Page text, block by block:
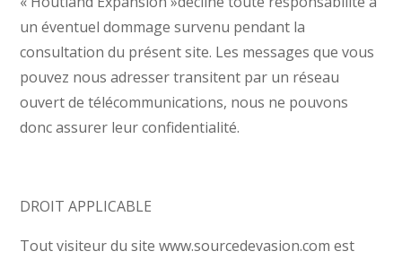
un éventuel dommage survenu pendant la
consultation du présent site. Les messages que vous
pouvez nous adresser transitent par un réseau
ouvert de télécommunications, nous ne pouvons
donc assurer leur confidentialité.
DROIT APPLICABLE
Tout visiteur du site www.sourcedevasion.com est